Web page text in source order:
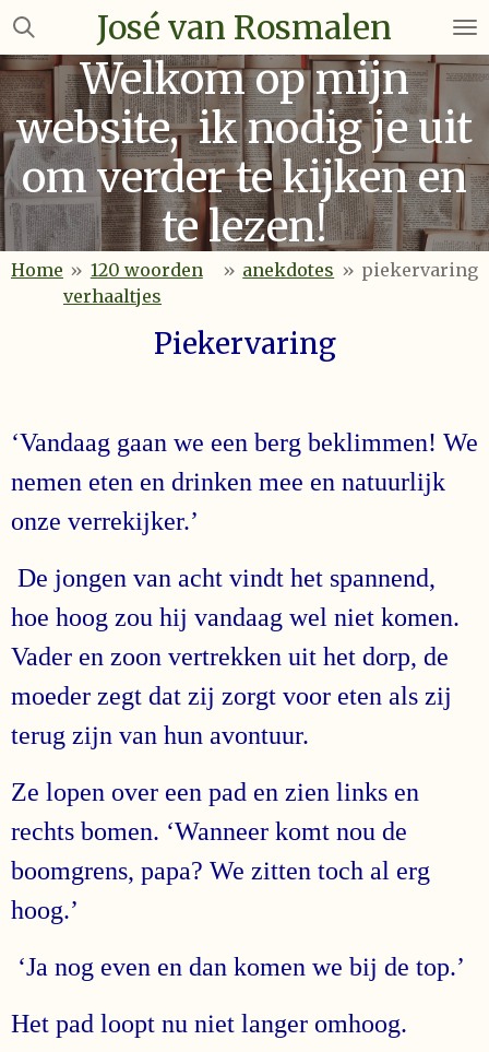
Ga
naar
de
hoofdinhoud
José van Rosmalen
Welkom op mijn
website, ik nodig je uit
om verder te kijken en
te lezen!
Home » 120 woorden
verhaaltjes
» anekdotes » piekervaring
Piekervaring
‘Vandaag gaan we een berg beklimmen! We
nemen eten en drinken mee en natuurlijk
onze verrekijker.’
De jongen van acht vindt het spannend,
hoe hoog zou hij vandaag wel niet komen.
Vader en zoon vertrekken uit het dorp, de
moeder zegt dat zij zorgt voor eten als zij
terug zijn van hun avontuur.
Ze lopen over een pad en zien links en
rechts bomen. ‘Wanneer komt nou de
boomgrens, papa? We zitten toch al erg
hoog.’
‘Ja nog even en dan komen we bij de top.’
Het pad loopt nu niet langer omhoog.